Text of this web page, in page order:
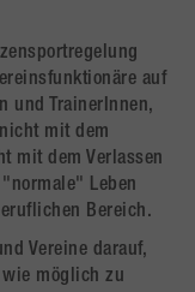
auf
und TrainerInnen,
mit dem
mit dem Verlassen
Leben
Bereich.
Vereine darauf,
möglich zu